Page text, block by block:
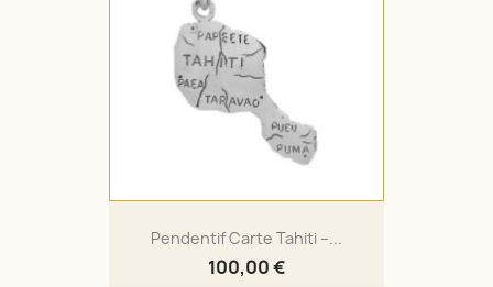
Pendentif Carte Tahiti –...
100,00 €